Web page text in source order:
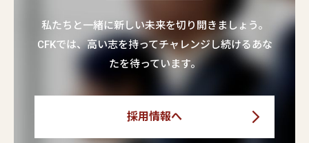
私たちと一緒に新しい未来を切り開きましょう。
CFKでは、高い志を持ってチャレンジし続けるあな
たを待っています。
採用情報へ